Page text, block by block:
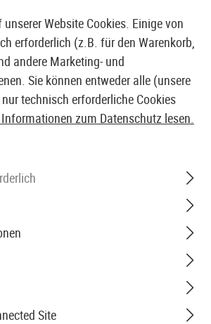
AIRSOFT SHOP & GROßHÄNDLER
HPA /w R3
Website Cookies. Einige von
erforderlich (z.B. für den Warenkorb,
andere Marketing- und
Sie können entweder alle (unsere
technisch erforderliche Cookies
zum Datenschutz lesen.
Site